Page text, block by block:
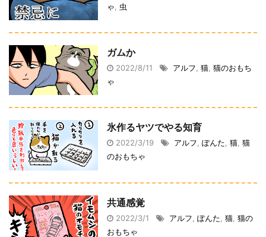
ゃ
虫
ガムか
2022/8/11 アルフ 猫 猫のおもち
ゃ
氷作るヤツでやる知育
2022/3/19 アルフ, ぽんた, 猫, 猫
のおもちゃ
共通感覚
2022/3/1 アルフ ぽんた 猫 猫の
おもちゃ